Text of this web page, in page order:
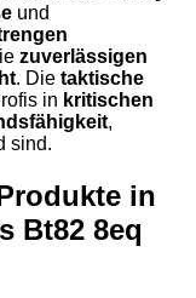
und
zuverlässigen
. Die taktische
in kritischen
,
sind.
in
Bt82 8eq